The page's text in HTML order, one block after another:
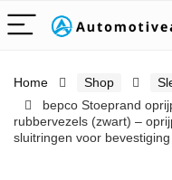
Home Shop
bepco Stoeprand
rubbervezels (zwart) –
sluitringen voor